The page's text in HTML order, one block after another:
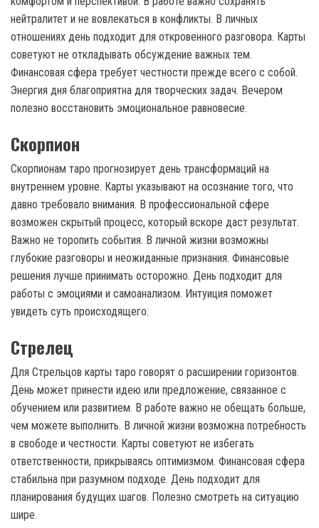
нейтралитет и не вовлекаться в конфликты. В личных
отношениях день подходит для откровенного разговора. Карты
советуют не откладывать обсуждение важных тем.
Финансовая сфера требует честности прежде всего с собой.
Энергия дня благоприятна для творческих задач. Вечером
полезно восстановить эмоциональное равновесие.
Скорпион
Скорпионам таро прогнозирует день трансформаций на
внутреннем уровне. Карты указывают на осознание того, что
давно требовало внимания. В профессиональной сфере
возможен скрытый процесс, который вскоре даст результат.
Важно не торопить события. В личной жизни возможны
глубокие разговоры и неожиданные признания. Финансовые
решения лучше принимать осторожно. День подходит для
работы с эмоциями и самоанализом. Интуиция поможет
увидеть суть происходящего.
Стрелец
Для Стрельцов карты таро говорят о расширении горизонтов.
День может принести идею или предложение, связанное с
обучением или развитием. В работе важно не обещать больше,
чем можете выполнить. В личной жизни возможна потребность
в свободе и честности. Карты советуют не избегать
ответственности, прикрываясь оптимизмом. Финансовая сфера
стабильна при разумном подходе. День подходит для
планирования будущих шагов. Полезно смотреть на ситуацию
шире.